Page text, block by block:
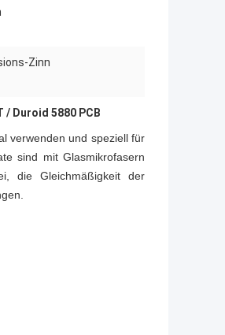
Zinn
/ Duroid 5880 PCB
verwenden und speziell für
sind mit Glasmikrofasern
die Gleichmäßigkeit der